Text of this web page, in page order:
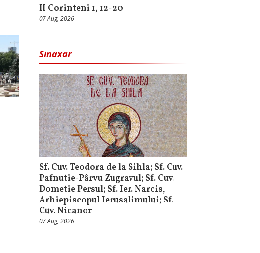
II Corinteni 1, 12-20
07 Aug, 2026
Sinaxar
Sf. Cuv. Teodora de la Sihla; Sf. Cuv.
Pafnutie-Pârvu Zugravul; Sf. Cuv.
Dometie Persul; Sf. Ier. Narcis,
Arhiepiscopul Ierusalimului; Sf.
Cuv. Nicanor
07 Aug, 2026